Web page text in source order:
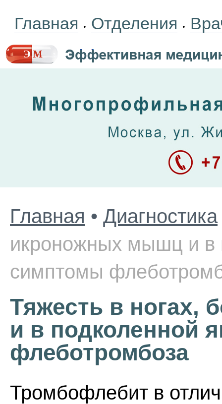
Главная • Отделения •
Главная • Диагностика
икроножных мышц и в
симптомы
Тяжесть в
и в подколенной
флеботромбоза
Тромбофлебит в